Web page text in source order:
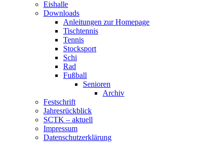
Eishalle
Downloads
Anleitungen zur Homepage
Tischtennis
Tennis
Stocksport
Schi
Rad
Fußball
Senioren
Archiv
Festschrift
Jahresrückblick
SCTK – aktuell
Impressum
Datenschutzerklärung